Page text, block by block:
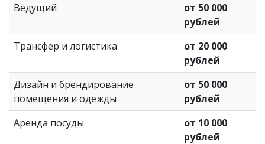
Ведущий
от 50 000
рублей
Трансфер и логистика
от 20 000
рублей
Дизайн и брендирование
помещения и одежды
от 50 000
рублей
Аренда посуды
от 10 000
рублей